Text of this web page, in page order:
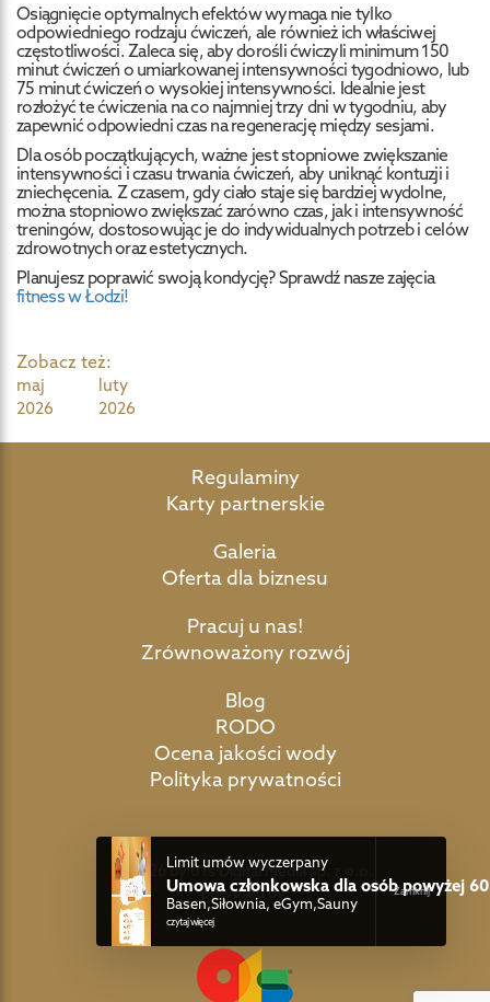
Osiągnięcie optymalnych efektów wymaga nie tylko
odpowiedniego rodzaju ćwiczeń, ale również ich właściwej
częstotliwości. Zaleca się, aby dorośli ćwiczyli minimum 150
minut ćwiczeń o umiarkowanej intensywności tygodniowo, lub
75 minut ćwiczeń o wysokiej intensywności. Idealnie jest
rozłożyć te ćwiczenia na co najmniej trzy dni w tygodniu, aby
zapewnić odpowiedni czas na regenerację między sesjami.
Dla osób początkujących, ważne jest stopniowe zwiększanie
intensywności i czasu trwania ćwiczeń, aby uniknąć kontuzji i
zniechęcenia. Z czasem, gdy ciało staje się bardziej wydolne,
można stopniowo zwiększać zarówno czas, jak i intensywność
treningów, dostosowując je do indywidualnych potrzeb i celów
zdrowotnych oraz estetycznych.
Planujesz poprawić swoją kondycję? Sprawdź nasze zajęcia
fitness w Łodzi!
Zobacz też:
maj
2026
luty
2026
Regulaminy
Karty partnerskie
Galeria
Oferta dla biznesu
Pracuj u nas!
Zrównoważony rozwój
Blog
RODO
Ocena jakości wody
Polityka prywatności
©2026 by 01s Digital Media sp. z o.o.
powered by:
Limit umów wyczerpany
Umowa członkowska dla osób powyżej
Basen,Siłownia, eGym,Sauny
czytaj więcej